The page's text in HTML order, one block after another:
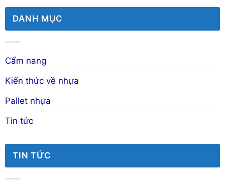
DANH MỤC
Cẩm nang
Kiến thức về nhựa
Pallet nhựa
Tin tức
TIN TỨC